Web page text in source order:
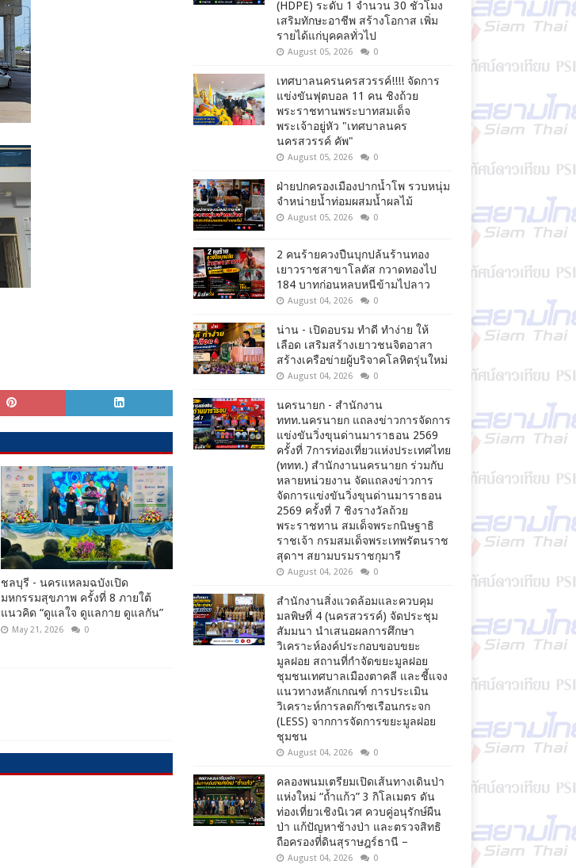
ชลบุรี - นครแหลมฉบังเปิด
มหกรรมสุขภาพ ครั้งที่ 8 ภายใต้
แนวคิด “ดูแลใจ ดูแลกาย ดูแลกัน”
May 21, 2026 0
(HDPE) ระดับ 1 จำนวน 30 ชั่วโมง
เสริมทักษะอาชีพ สร้างโอกาส เพิ่ม
รายได้แก่บุคคลทั่วไป
August 05, 2026 0
เทศบาลนครนครสวรรค์!!!! จัดการ
แข่งขันฟุตบอล 11 คน ชิงถ้วย
พระราชทานพระบาทสมเด็จ
พระเจ้าอยู่หัว "เทศบาลนคร
นครสวรรค์ คัพ"
August 05, 2026 0
ฝ่ายปกครองเมืองปากน้ำโพ รวบหนุ่ม
จำหน่ายน้ำท่อมผสมน้ำผลไม้
August 05, 2026 0
2 คนร้ายควงปืนบุกปล้นร้านทอง
เยาวราชสาขาโลตัส กวาดทองไป
184 บาทก่อนหลบหนีข้ามไปลาว
August 04, 2026 0
น่าน - เปิดอบรม ทำดี ทำง่าย ให้
เลือด เสริมสร้างเยาวชนจิตอาสา
สร้างเครือข่ายผู้บริจาคโลหิตรุ่นใหม่
August 04, 2026 0
นครนายก - สำนักงาน
ททท.นครนายก แถลงข่าวการจัดการ
แข่งขันวิ่งขุนด่านมาราธอน 2569
ครั้งที่ 7การท่องเที่ยวแห่งประเทศไทย
(ททท.) สำนักงานนครนายก ร่วมกับ
หลายหน่วยงาน จัดแถลงข่าวการ
จัดการแข่งขันวิ่งขุนด่านมาราธอน
2569 ครั้งที่ 7 ชิงรางวัลถ้วย
พระราชทาน สมเด็จพระกนิษฐาธิ
ราชเจ้า กรมสมเด็จพระเทพรัตนราช
สุดาฯ สยามบรมราชกุมารี
August 04, 2026 0
สำนักงานสิ่งแวดล้อมและควบคุม
มลพิษที่ 4 (นครสวรรค์) จัดประชุม
สัมมนา นำเสนอผลการศึกษา
วิเคราะห์องค์ประกอบขอบขยะ
มูลฝอย สถานที่กำจัดขยะมูลฝอย
ชุมชนเทศบาลเมืองตาคลี และชี้แจง
แนวทางหลักเกณฑ์ การประเมิน
วิเคราะห์การลดก๊าซเรือนกระจก
(LESS) จากการจัดการขยะมูลฝอย
ชุมชน
August 04, 2026 0
คลองพนมเตรียมเปิดเส้นทางเดินป่า
แห่งใหม่ “ถ้ำแก้ว” 3 กิโลเมตร ดัน
ท่องเที่ยวเชิงนิเวศ ควบคู่อนุรักษ์ผืน
ป่า แก้ปัญหาช้างป่า และตรวจสิทธิ
ถือครองที่ดินสุราษฎร์ธานี –
August 04, 2026 0